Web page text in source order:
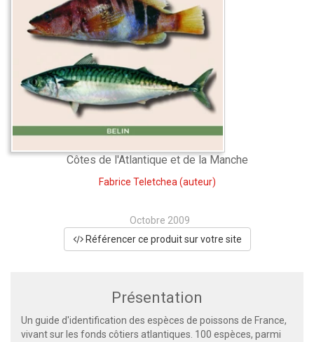
Côtes de l'Atlantique et de la Manche
Fabrice Teletchea(auteur)
Octobre 2009
Référencer ce produit sur votre site
Présentation
Un guide d'identification des espèces de poissons de France,
vivant sur les fonds côtiers atlantiques. 100 espèces, parmi